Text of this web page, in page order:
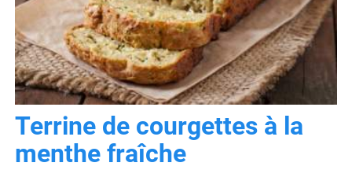
Terrine de courgettes à la
menthe fraîche